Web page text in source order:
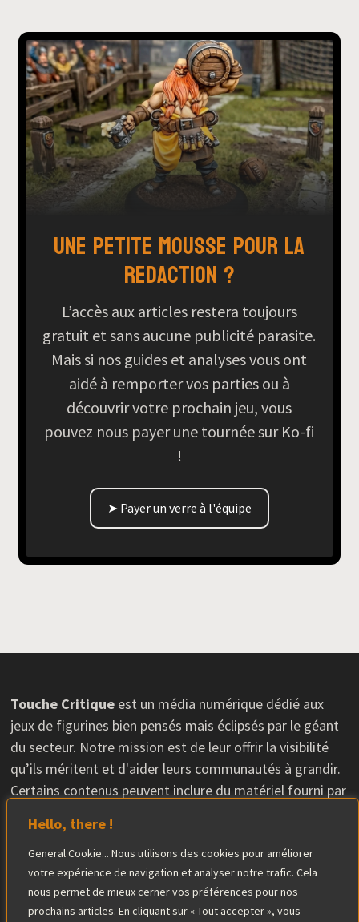
Hello, there !
General Cookie... Nous utilisons des cookies pour améliorer
votre expérience de navigation et analyser notre trafic. Cela
nous permet de mieux cerner vos préférences pour nos
prochains articles. En cliquant sur « Tout accepter », vous
Une petite mousse pour la
redaction ?
L’accès aux articles restera toujours
gratuit et sans aucune publicité parasite.
Mais si nos guides et analyses vous ont
aidé à remporter vos parties ou à
découvrir votre prochain jeu, vous
pouvez nous payer une tournée sur Ko-fi
!
➤ Payer un verre à l'équipe
Touche Critique est un média numérique dédié aux
jeux de figurines bien pensés mais éclipsés par le géant
du secteur. Notre mission est de leur offrir la visibilité
qu’ils méritent et d'aider leurs communautés à grandir.
Certains contenus peuvent inclure du matériel fourni par
éditoriale conserve une totale indépendance dans ses
critiques.
En savoir plus